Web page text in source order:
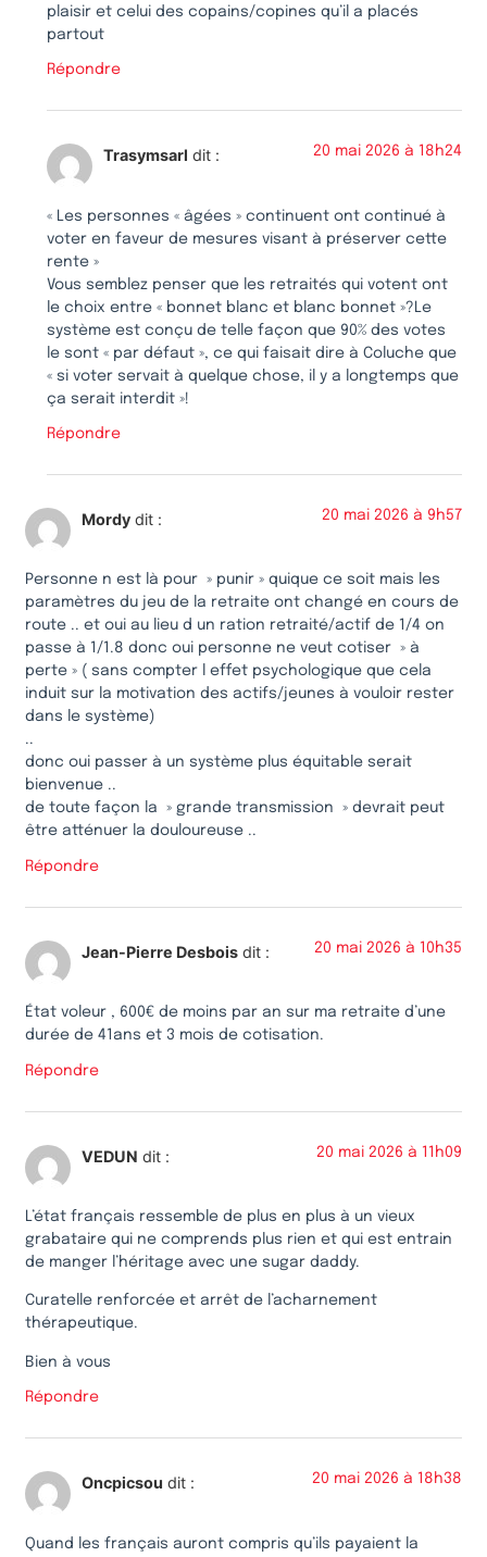
plaisir et celui des copains/copines qu’il a placés
partout
Répondre
Trasymsarl dit : 20 mai 2026 à 18h24
« Les personnes « âgées » continuent ont continué à
voter en faveur de mesures visant à préserver cette
rente »
Vous semblez penser que les retraités qui votent ont
le choix entre « bonnet blanc et blanc bonnet »?Le
système est conçu de telle façon que 90% des votes
le sont « par défaut », ce qui faisait dire à Coluche que
« si voter servait à quelque chose, il y a longtemps que
ça serait interdit »!
Répondre
Mordy dit : 20 mai 2026 à 9h57
Personne n est là pour » punir » quique ce soit mais les
paramètres du jeu de la retraite ont changé en cours de
route .. et oui au lieu d un ration retraité/actif de 1/4 on
passe à 1/1.8 donc oui personne ne veut cotiser » à
perte » ( sans compter l effet psychologique que cela
induit sur la motivation des actifs/jeunes à vouloir rester
dans le système)
..
donc oui passer à un système plus équitable serait
bienvenue ..
de toute façon la » grande transmission » devrait peut
être atténuer la douloureuse ..
Répondre
Jean-Pierre Desbois dit : 20 mai 2026 à 10h35
État voleur , 600€ de moins par an sur ma retraite d’une
durée de 41ans et 3 mois de cotisation.
Répondre
VEDUN dit : 20 mai 2026 à 11h09
L’état français ressemble de plus en plus à un vieux
grabataire qui ne comprends plus rien et qui est entrain
de manger l’héritage avec une sugar daddy.
Curatelle renforcée et arrêt de l’acharnement
thérapeutique.
Bien à vous
Répondre
Oncpicsou dit : 20 mai 2026 à 18h38
Quand les français auront compris qu’ils payaient la